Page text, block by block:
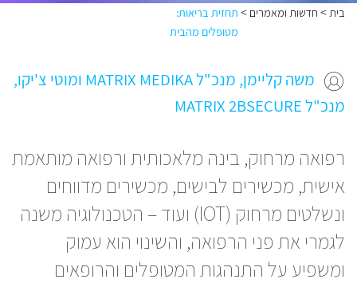
בית> חדשות ומאמרים > תחזית בריאות:
מטופלים מהבית
משה קליימן, מנכ"ל MATRIX MEDIKA ומוטי צ'יקו,
מנכ"ל MATRIX 2BSECURE
רפואה מרחוק, בינה מלאכותית ורפואה מותאמת
אישית, מכשירים לבישים, מכשירים מדווחים
ונשלטים מרחוק (IOT) ועוד – הטכנולוגיה משנה
לגמרי את פני הרפואה, והשינוי הוא עמוק
ומשפיע על התנהגות המטופלים והרופאים